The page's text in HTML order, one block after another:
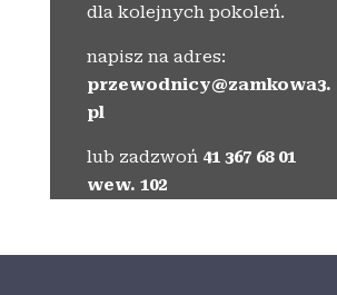
dla kolejnych pokoleń.
napisz na adres:
przewodnicy@zamkowa3.
pl
lub zadzwoń 41 367 68 01
wew. 102